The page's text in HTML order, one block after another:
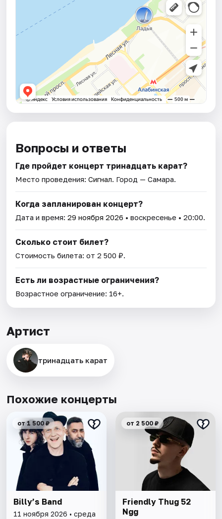
Вопросы и ответы
Где пройдет концерт тринадцать карат?
Место проведения:Сигнал. Город — Самара.
Когда запланирован концерт?
Дата и время:29 ноября 2026 • воскресенье • 20:00.
Сколько стоит билет?
Стоимость билета: от 2 500 ₽.
Есть ли возрастные ограничения?
Возрастное ограничение: 16+.
Артист
тринадцать карат
Похожие концерты
от 1 500 ₽
Billy’s Band
11 ноября 2026 • среда
от 2 500 ₽
Friendly Thug 52
Ngg